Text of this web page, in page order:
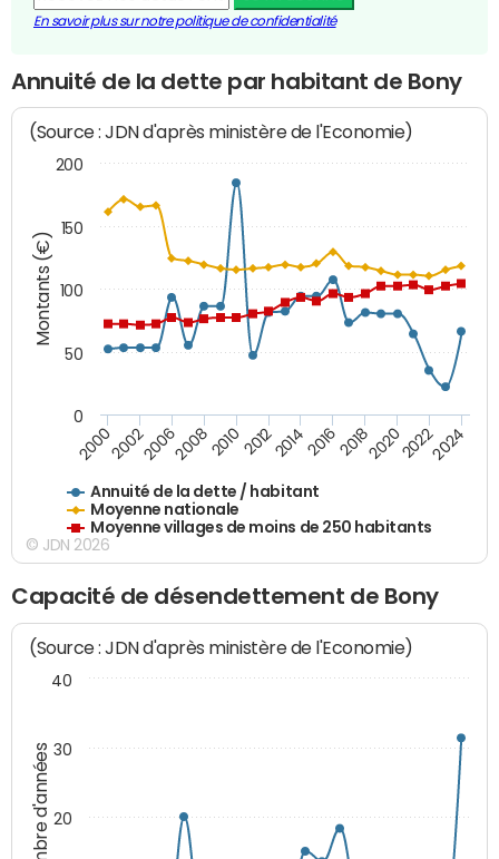
En savoir plus sur notre politique de confidentialité
Annuité de la dette par habitant de Bony
Montants (€)
(Source : JDN d'après ministère de l'Economie)
Annuité de la dette / habitant
Moyenne nationale
Moyenne villages de moins de 250 habitants
200020022006200820102012201420162018202020222024
0
50
100
150
200
© JDN 2026
Capacité de désendettement de Bony
Nombre d'années
(Source : JDN d'après ministère de l'Economie)
20
30
40